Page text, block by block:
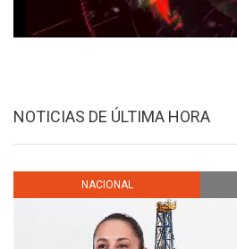
NOTICIAS DE ÚLTIMA HORA
NACIONAL